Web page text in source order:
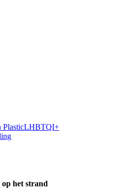
PlasticLHBTQI+
het strand